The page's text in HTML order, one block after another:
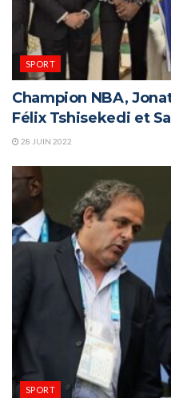
SPORT
Champion NBA,
Félix Tshisekedi et
28 JUIN 2022
SPORT